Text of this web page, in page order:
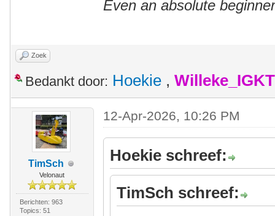
Even an absolute
Zoek
Bedankt door: Hoekie , Willeke_IGKT
TimSch
Velonaut
Berichten: 963
Topics: 51
12-Apr-2026, 10:26 PM
Hoekie schreef:
TimSch schreef: